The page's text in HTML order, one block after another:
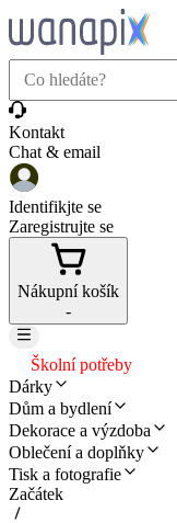
Kontakt
Chat & email
Identifikjte se
Zaregistrujte se
Nákupní košík
-
Školní potřeby
Dárky
Dům a bydlení
Dekorace a výzdoba
Oblečení a doplňky
Tisk a fotografie
Začátek